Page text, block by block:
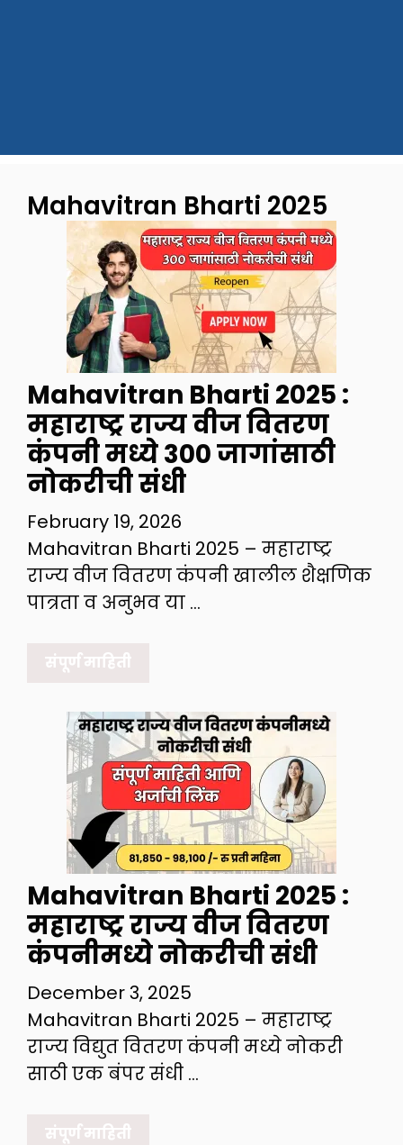
Mahavitran Bharti 2025
Mahavitran Bharti 2025 :
महाराष्ट्र राज्य वीज वितरण
कंपनी मध्ये 300 जागांसाठी
नोकरीची संधी
February 19, 2026
Mahavitran Bharti 2025 – महाराष्ट्र
राज्य वीज वितरण कंपनी खालील शैक्षणिक
पात्रता व अनुभव या …
संपूर्ण माहिती
Mahavitran Bharti 2025 :
महाराष्ट्र राज्य वीज वितरण
कंपनीमध्ये नोकरीची संधी
December 3, 2025
Mahavitran Bharti 2025 – महाराष्ट्र
राज्य विद्युत वितरण कंपनी मध्ये नोकरी
साठी एक बंपर संधी …
संपूर्ण माहिती